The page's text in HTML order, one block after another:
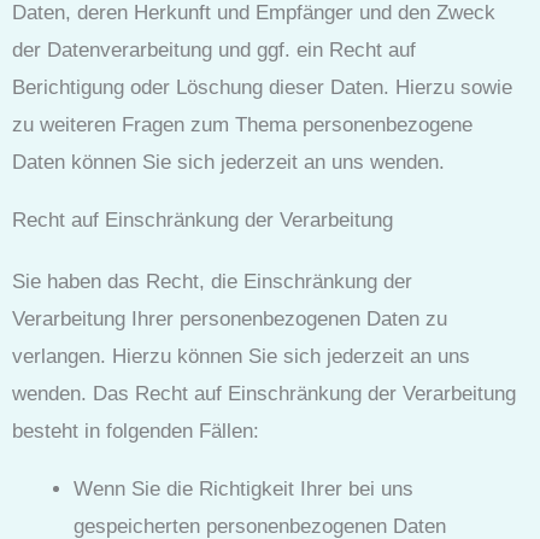
Daten, deren Herkunft und Empfänger und den Zweck
der Datenverarbeitung und ggf. ein Recht auf
Berichtigung oder Löschung dieser Daten. Hierzu sowie
zu weiteren Fragen zum Thema personenbezogene
Daten können Sie sich jederzeit an uns wenden.
Recht auf Einschränkung der Verarbeitung
Sie haben das Recht, die Einschränkung der
Verarbeitung Ihrer personenbezogenen Daten zu
verlangen. Hierzu können Sie sich jederzeit an uns
wenden. Das Recht auf Einschränkung der Verarbeitung
besteht in folgenden Fällen:
Wenn Sie die Richtigkeit Ihrer bei uns
gespeicherten personenbezogenen Daten